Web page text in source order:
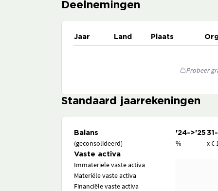
Deelnemingen
Jaar Land Plaats
Probeer
Standaard jaarrekeningen
Balans '24->'25
(geconsolideerd) % x €
Vaste activa
Immateriële vaste activa
Materiële vaste activa
Financiële vaste activa